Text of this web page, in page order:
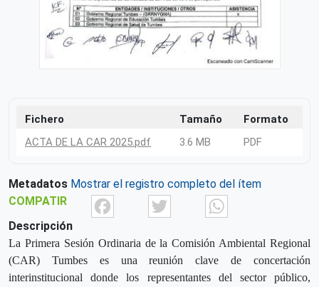
Fichero Tamaño
Formato
ACTA DE LA CAR 2025.pdf
3.6 MB PDF
Metadatos Mostrar el registro completo del ítem
COMPATIR
FacebookTwitter
Descripción
La Primera Sesión Ordinaria de la Comisión Ambiental Regional
(CAR) Tumbes es una reunión clave de concertación
interinstitucional donde los representantes del sector público,